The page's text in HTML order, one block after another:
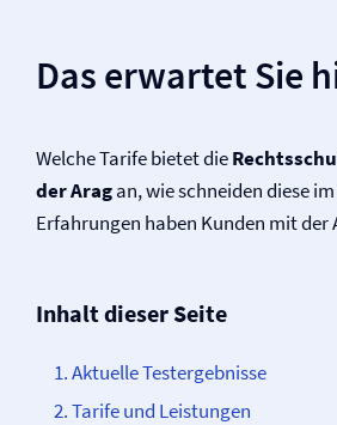
Das erwartet Sie
Welche Tarife bietet die
der Aragan, wie schneiden diese
Erfahrungen haben Kunden mit der
Inhalt dieser Seite
Aktuelle Testergebnisse
Tarife und Leistungen